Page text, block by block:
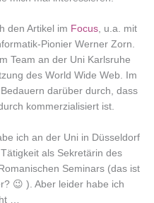
den Artikel im Focus, u.a. mit
Pionier Werner Zorn.
Team an der Uni Karlsruhe
des World Wide Web. Im
darüber durch, dass
kommerzialisiert ist.
ich an der Uni in Düsseldorf
als Sekretärin des
Seminars (das ist
😉 ). Aber leider habe ich
…